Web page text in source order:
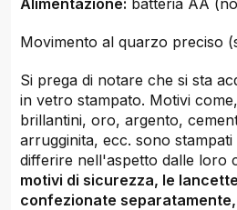
Alimentazione: batteria AA
Movimento al quarzo preciso
Si prega di notare che si sta
in vetro stampato. Motivi
brillantini, oro, argento,
arrugginita, ecc. sono
differire nell'aspetto dalle loro
motivi di sicurezza, le
confezionate